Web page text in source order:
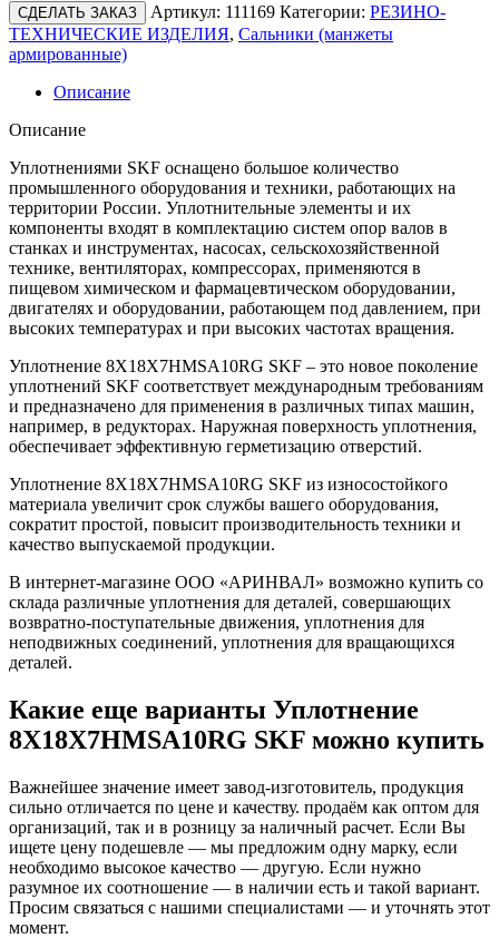
СДЕЛАТЬ ЗАКАЗ Артикул: 111169 Категории: РЕЗИНО-
ТЕХНИЧЕСКИЕ ИЗДЕЛИЯ, Сальники (манжеты
армированные)
Описание
Описание
Уплотнениями SKF оснащено большое количество
промышленного оборудования и техники, работающих на
территории России. Уплотнительные элементы и их
компоненты входят в комплектацию систем опор валов в
станках и инструментах, насосах, сельскохозяйственной
технике, вентиляторах, компрессорах, применяются в
пищевом химическом и фармацевтическом оборудовании,
двигателях и оборудовании, работающем под давлением, при
высоких температурах и при высоких частотах вращения.
Уплотнение 8X18X7HMSA10RG SKF – это новое поколение
уплотнений SKF соответствует международным требованиям
и предназначено для применения в различных типах машин,
например, в редукторах. Наружная поверхность уплотнения,
обеспечивает эффективную герметизацию отверстий.
Уплотнение 8X18X7HMSA10RG SKF из износостойкого
материала увеличит срок службы вашего оборудования,
сократит простой, повысит производительность техники и
качество выпускаемой продукции.
В интернет-магазине ООО «АРИНВАЛ» возможно купить со
склада различные уплотнения для деталей, совершающих
возвратно-поступательные движения, уплотнения для
неподвижных соединений, уплотнения для вращающихся
деталей.
Какие еще варианты Уплотнение
8X18X7HMSA10RG SKF можно купить
Важнейшее значение имеет завод-изготовитель, продукция
сильно отличается по цене и качеству. продаём как оптом для
организаций, так и в розницу за наличный расчет. Если Вы
ищете цену подешевле — мы предложим одну марку, если
необходимо высокое качество — другую. Если нужно
разумное их соотношение — в наличии есть и такой вариант.
Просим связаться с нашими специалистами — и уточнять этот
момент.